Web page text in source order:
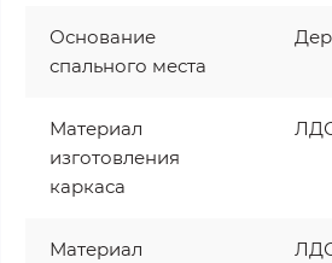
Основание
спального места
Материал
изготовления
каркаса
Материал